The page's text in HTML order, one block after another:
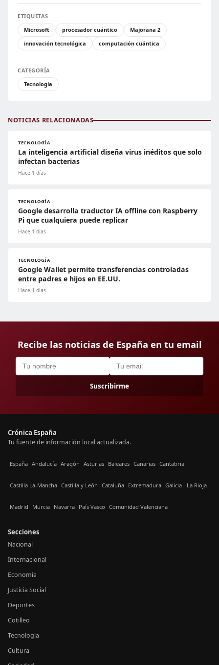
ETIQUETAS
Microsoft
procesador cuántico
Majorana 2
innovación tecnológica
computación cuántica
CATEGORÍA
Tecnología
NOTICIAS RELACIONADAS
TECNOLOGÍA
La inteligencia artificial diseña virus inéditos que solo
infectan bacterias
Hace 1 días
TECNOLOGÍA
Google desarrolla traductor IA offline con Raspberry
Pi que cualquiera puede replicar
Hace 1 días
TECNOLOGÍA
Google Wallet permite transferencias controladas
entre padres e hijos en EE.UU.
Hace 1 días
Recibe las noticias de España en tu email
Suscribirme
Crónica España
Tu fuente de información local actualizada.
España Andalucía Aragón Asturias Baleares Canarias Cantabria
Castilla La-Mancha Castilla y León Cataluña Extremadura Galicia La Rioja
Madrid Murcia Navarra País Vasco Comunidad Valenciana
Secciones
Nacional
Internacional
Economía
Justicia Social
Deportes
Cotilleo
Tecnología
Cultura